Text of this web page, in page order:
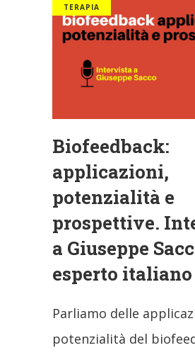
TERAPIA
Biofeedback:
applicazioni,
potenzialità e
prospettive.
a Giuseppe
esperto italiano
Parliamo delle
potenzialità del